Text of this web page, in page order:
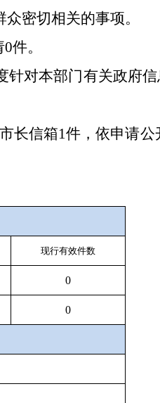
密切相关的事项。
0件。
针对本部门有关政府
长信箱1件，依申请公
现行有效件数
0
0